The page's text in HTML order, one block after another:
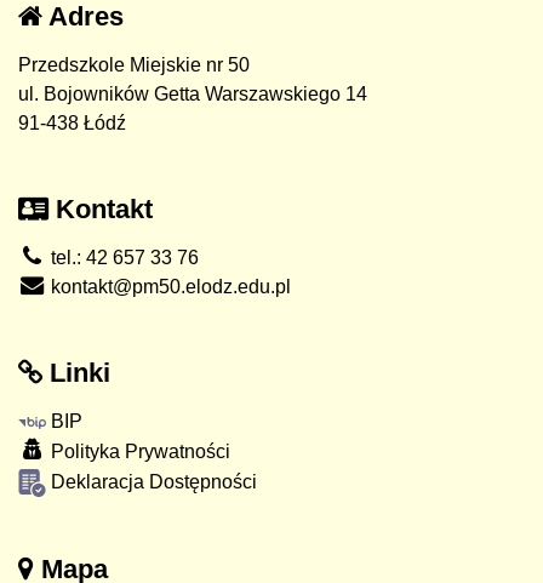
Adres
Przedszkole Miejskie nr 50
ul. Bojowników Getta Warszawskiego 14
91-438 Łódź
Kontakt
tel.: 42 657 33 76
kontakt@pm50.elodz.edu.pl
Linki
BIP
Polityka Prywatności
Deklaracja Dostępności
Mapa